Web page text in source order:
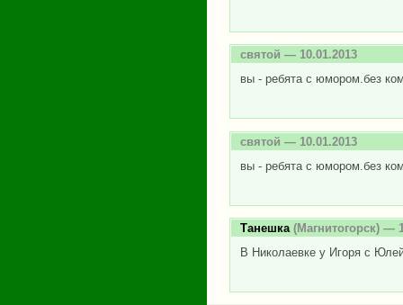
святой — 10.01.2013
вы - ребята с юмором.без
святой — 10.01.2013
вы - ребята с юмором.без
Танешка (Магнитогорск) —
В Николаевке у Игоря с